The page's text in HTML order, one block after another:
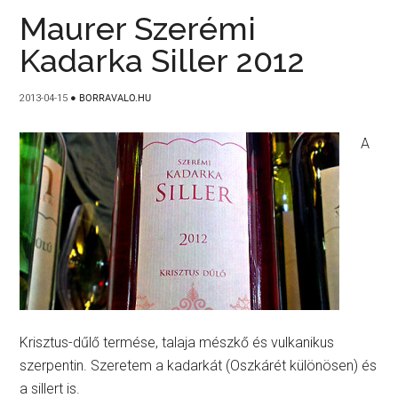
Maurer Szerémi
Kadarka Siller 2012
2013-04-15 ● BORRAVALO.HU
A
Krisztus-dűlő termése, talaja mészkő és vulkanikus
szerpentin. Szeretem a kadarkát (Oszkárét különösen) és
a sillert is.